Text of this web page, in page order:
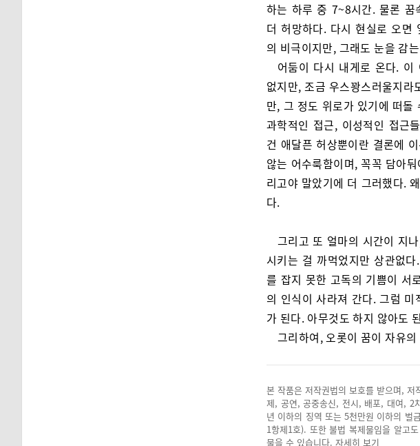
하는 하루 중 7~8시간. 물론 꿈
더 허망하다. 다시 현실로 오면
의 비극이지만, 그래도 눈을 감
어둠이 다시 내게로 온다.
없지만, 조금 우스꽝스러울지
만, 그 정도 위로가 있기에 떠
과학적인 접근, 이성적인 접근
건 애달픈 허상뿐이란 결론에
않는 어수룩함이며, 꼭꼭 담아
리고야 말았기에 더 그러했다.
다.
그리고 또 얼마의 시간이 지
시키는 걸 까먹었지만 상관없
를 잡지 못한 고독의 기쁨이 서
의 인식이 사라져 간다. 그럼
가 된다. 아무것도 하지 않아도
그리하여, 오롯이 꿈이 자유
본 작품은 저작권법의 보호를 받으며,
제, 공연, 공중송신, 전시, 배포, 대여, 2
년 이하의 징역 또는 5천만원 이하의 벌
1항제1호). 또한 불법 복제물임을 알고
물을 수 있습니다. 자세히 보기